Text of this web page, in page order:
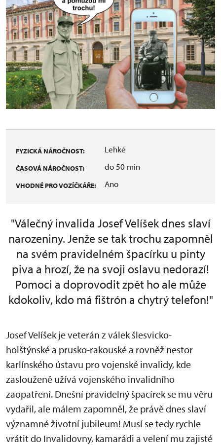
FYZICKÁ NÁROČNOST: Lehké
ČASOVÁ NÁROČNOST: do 50 min
VHODNÉ PRO VOZÍČKÁŘE: Ano
"Válečný invalida Josef Velíšek dnes slaví
narozeniny. Jenže se tak trochu zapomněl
na svém pravidelném špacírku u pinty
piva a hrozí, že na svoji oslavu nedorazí!
Pomoci a doprovodit zpět ho ale může
kdokoliv, kdo má fištrón a chytrý telefon!"
Josef Velíšek je veterán z válek šlesvicko-
holštýnské a prusko-rakouské a rovněž nestor
karlínského ústavu pro vojenské invalidy, kde
zaslouženě užívá vojenského invalidního
zaopatření. Dnešní pravidelný špacírek se mu věru
vydařil, ale málem zapomněl, že právě dnes slaví
významné životní jubileum! Musí se tedy rychle
vrátit do Invalidovny, kamarádi a velení mu zajisté